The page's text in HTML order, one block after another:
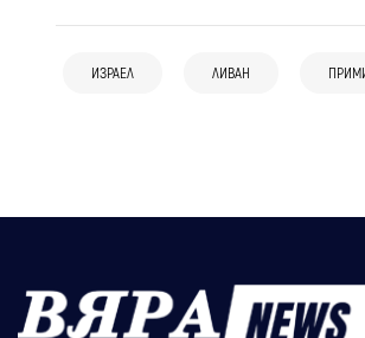
ИЗРАЕЛ ЛИВАН
заключителна фаза
провокирали конфликт,
“Можехме да спасим